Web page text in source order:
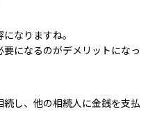
なりますね。
になるのがデメリットになっ
し、他の相続人に金銭を支払